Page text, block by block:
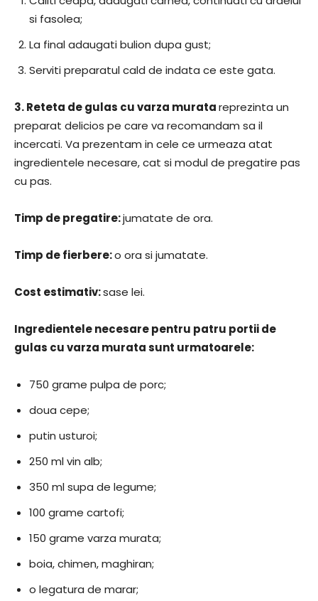
si fasolea;
La final adaugati bulion dupa gust;
Serviti preparatul cald de indata ce este gata.
3.Reteta de gulas cu varza muratareprezinta un
preparat delicios pe care va recomandam sa il
incercati. Va prezentam in cele ce urmeaza atat
ingredientele necesare, cat si modul de pregatire pas
cu pas.
Timp de pregatire:jumatate de ora.
Timp de fierbere:o ora si jumatate.
Cost estimativ:sase lei.
Ingredientele necesare pentru patru portii de
gulas cu varza murata sunt urmatoarele:
750 grame pulpa de porc;
doua cepe;
putin usturoi;
250 ml vin alb;
350 ml supa de legume;
100 grame cartofi;
150 grame varza murata;
boia, chimen, maghiran;
o legatura de marar;